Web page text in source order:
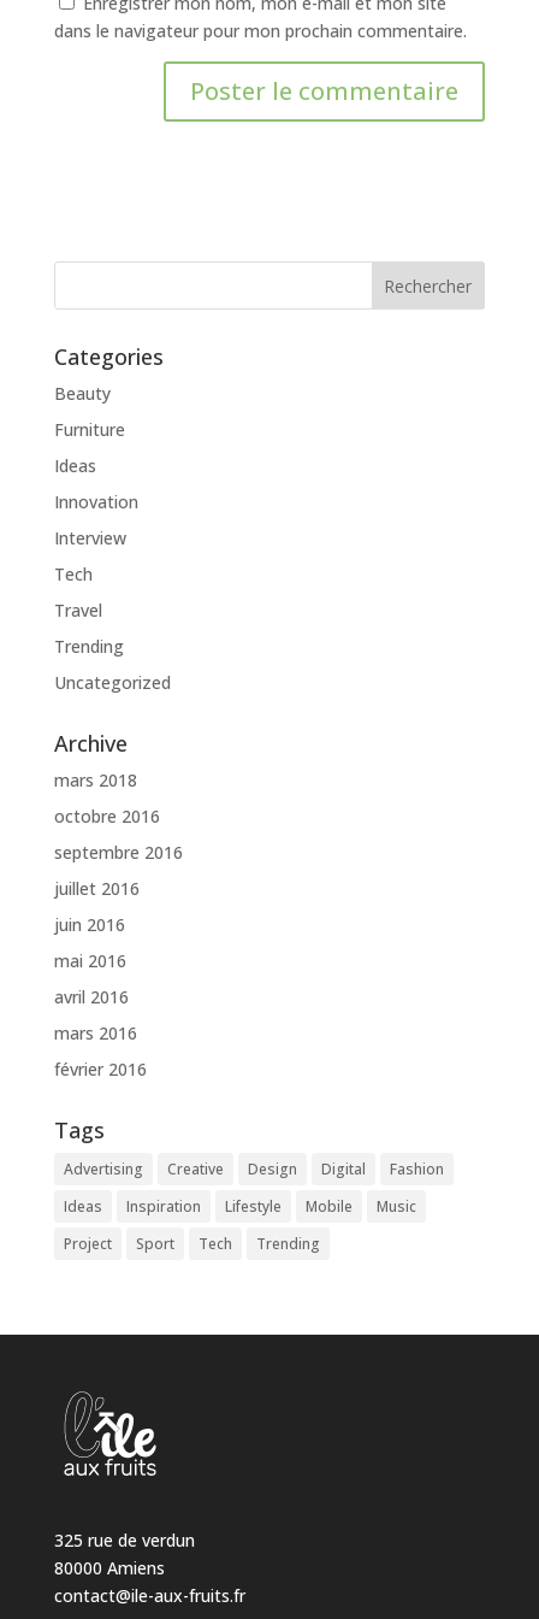
dans le navigateur pour mon prochain commentaire.
Categories
Beauty
Furniture
Ideas
Innovation
Interview
Tech
Travel
Trending
Uncategorized
Archive
mars 2018
octobre 2016
septembre 2016
juillet 2016
juin 2016
mai 2016
avril 2016
mars 2016
février 2016
Tags
Advertising Creative Design Digital
Fashion
Ideas
Inspiration Lifestyle Mobile
Music
Project
Sport Tech Trending
325 rue de verdun
80000 Amiens
contact@ile-aux-fruits.fr